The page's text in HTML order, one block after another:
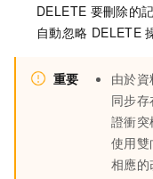
DELETE 要刪除的
自動忽略 DELETE
重要
由於資
同步
證衝
使用
相應